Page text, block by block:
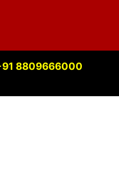
8809666000